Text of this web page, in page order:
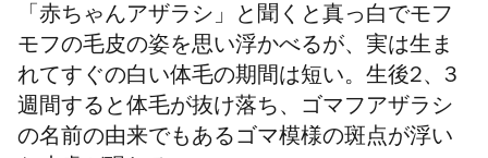
「赤ちゃんアザラシ」と聞くと真っ白でモフ
モフの毛皮の姿を思い浮かべるが、実は生ま
れてすぐの白い体毛の期間は短い。生後2、3
週間すると体毛が抜け落ち、ゴマフアザラシ
の名前の由来でもあるゴマ模様の斑点が浮い